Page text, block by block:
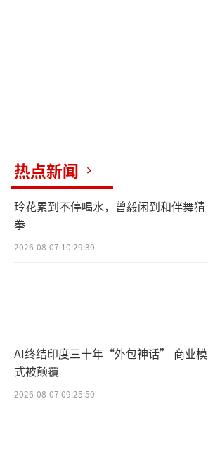
热点新闻
玲花累到不停喝水，曾毅闲到和伴舞猜
拳
2026-08-07 10:29:30
AI终结印度三十年“外包神话” 商业模
式被颠覆
2026-08-07 09:25:50